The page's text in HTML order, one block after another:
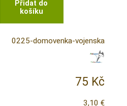
0225-domovenka-vojenska
75 Kč
3,10 €